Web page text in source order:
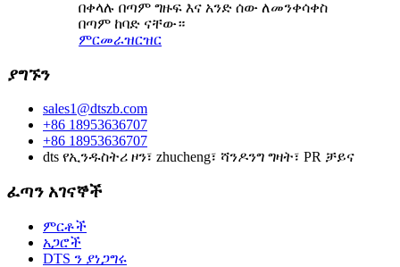
በቀላሉ በጣም ግዙፍ እና አንድ ሰው ለመንቀሳቀስ
በጣም ከባድ ናቸው።
ምርመራዝርዝር
ያግኙን
sales1@dtszb.com
+86 18953636707
+86 18953636707
dts የኢንዱስትሪ ዞን፣ zhucheng፣ ሻንዶንግ ግዛት፣ PR ቻይና
ፈጣን አገናኞች
ምርቶች
አጋሮች
DTS ን ያነጋግሩ